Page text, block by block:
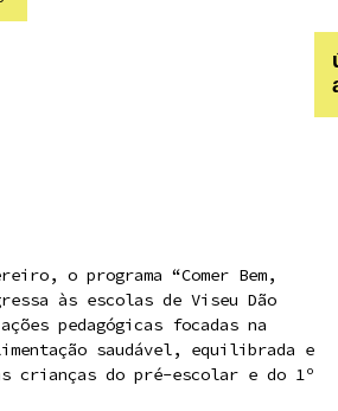
o programa “Comer Bem,
às escolas de Viseu Dão
pedagógicas focadas na
saudável, equilibrada e
crianças do pré-escolar e do 1º